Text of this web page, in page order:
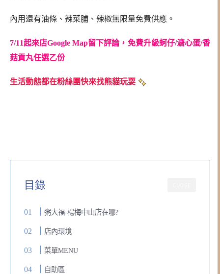
內用還有油條、辣菜脯、辣椒無限量免費供應。
7/11起來店Google Map留下評論，免費升級蚵仔/溏心蛋/香
菇貢丸任選乙份
生活動態都在粉絲團快來找熊貓玩耍
目錄
粥大福-楊梅中山店在哪?
店內環境
菜單MENU
自助區